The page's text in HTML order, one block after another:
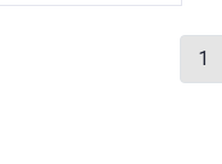
1